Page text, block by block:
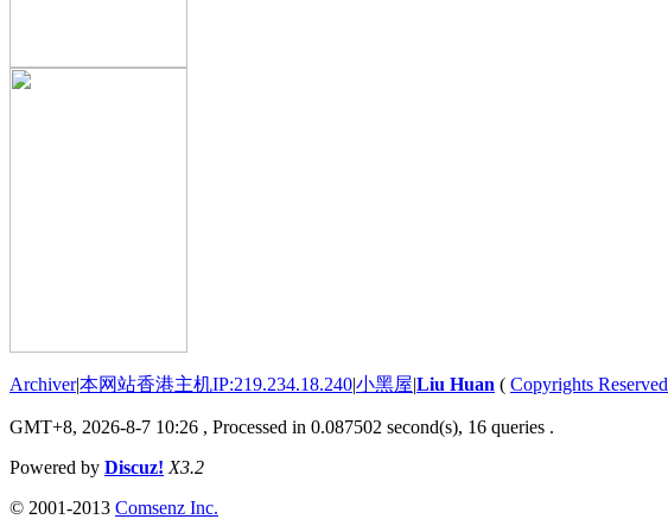
Archiver|本网站香港主机IP:219.234.18.240|小黑屋|Liu Huan ( Copyrights Reserved
GMT+8, 2026-8-7 10:26 , Processed in 0.087502 second(s), 16 queries .
Powered by Discuz! X3.2
© 2001-2013 Comsenz Inc.